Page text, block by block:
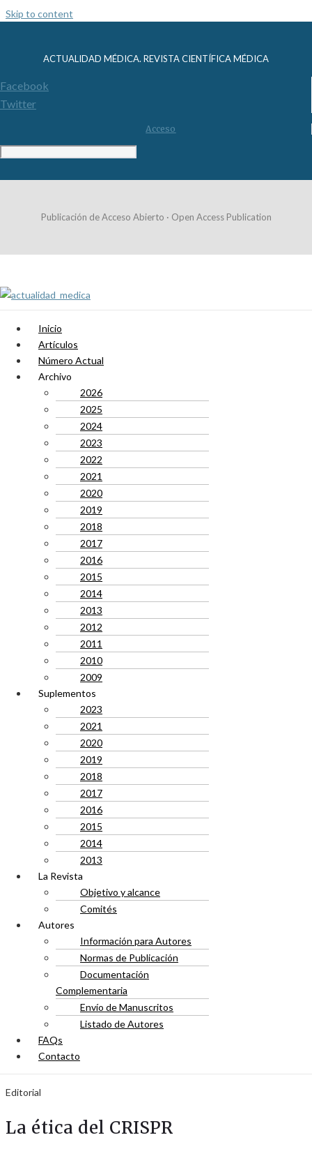
Skip to content
ACTUALIDAD MÉDICA. REVISTA CIENTÍFICA MÉDICA
Facebook
Twitter
Acceso
Publicación de Acceso Abierto · Open Access Publication
Inicio
Artículos
Número Actual
Archivo
2026
2025
2024
2023
2022
2021
2020
2019
2018
2017
2016
2015
2014
2013
2012
2011
2010
2009
Suplementos
2023
2021
2020
2019
2018
2017
2016
2015
2014
2013
La Revista
Objetivo y alcance
Comités
Autores
Información para Autores
Normas de Publicación
Documentación
Complementaria
Envío de Manuscritos
Listado de Autores
FAQs
Contacto
Editorial
La ética del CRISPR